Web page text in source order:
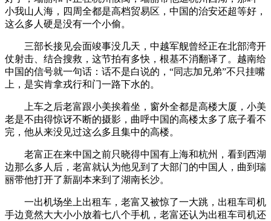
小我山人海，四周全都是高档贸易区，中国的治安还超等好，
这么多人硬是没有一个小偷。
三部长接见会面竣事没几天，中越军舰曾经正在北部湾开
仗射击、结合搜救，这节拍有多快，根基不消翻译了。越南给
中国的信号就一句话：话不是白说的，“同志加兄弟”不只挂嘴
上，是实肯拿戎行和门一路下水的。
上车之后老富跟小美挨着坐，窗外全都是高楼大厦，小美
老是不由得惊讶不断的摄影，曲呼中国的高楼太多了底子看不
完，他从来没见过这么多且集中的高楼。
老富正在来中国之前只晓得中国有上海和杭州，看到西湖
边那么多人后，老富就认为他见到了大部门的中国人，曲到瑞
丽带他打开了新副本来到了湖南长沙。
一出机场坐上出租车，老富又被惊了一大跳，出租车司机
手边竟然大大小小放着七八个手机，老富还认为出租车司机还